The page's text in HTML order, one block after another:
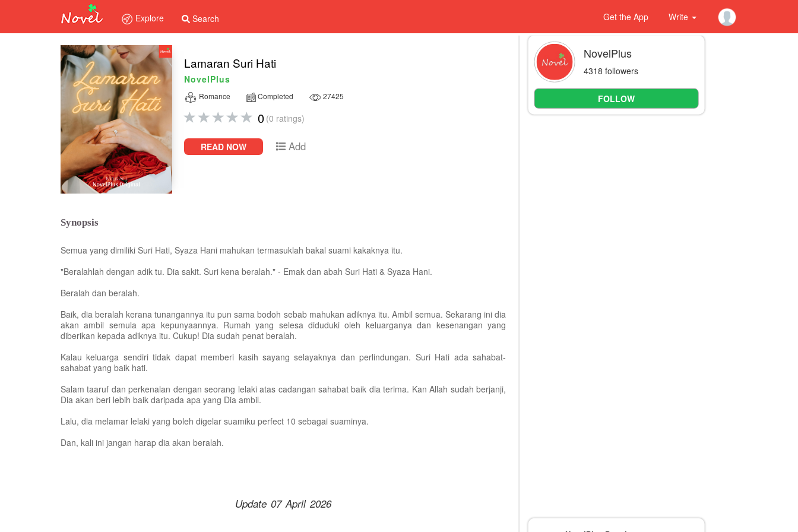
Explore Search Get the App Write
Lamaran Suri Hati
NovelPlus
Romance Completed 27425
0 (0 ratings)
READ NOW Add
Synopsis
Semua yang dimiliki Suri Hati, Syaza Hani mahukan termasuklah bakal suami kakaknya itu.
"Beralahlah dengan adik tu. Dia sakit. Suri kena beralah." - Emak dan abah Suri Hati & Syaza Hani.
Beralah dan beralah.
Baik, dia beralah kerana tunangannya itu pun sama bodoh sebab mahukan adiknya itu. Ambil semua. Sekarang ini dia
akan ambil semula apa kepunyaannya. Rumah yang selesa diduduki oleh keluarganya dan kesenangan yang
diberikan kepada adiknya itu. Cukup! Dia sudah penat beralah.
Kalau keluarga sendiri tidak dapat memberi kasih sayang selayaknya dan perlindungan. Suri Hati ada sahabat-
sahabat yang baik hati.
Salam taaruf dan perkenalan dengan seorang lelaki atas cadangan sahabat baik dia terima. Kan Allah sudah berjanji,
Dia akan beri lebih baik daripada apa yang Dia ambil.
Lalu, dia melamar lelaki yang boleh digelar suamiku perfect 10 sebagai suaminya.
Dan, kali ini jangan harap dia akan beralah.
Update 07 April 2026
NovelPlus
4318 followers
FOLLOW